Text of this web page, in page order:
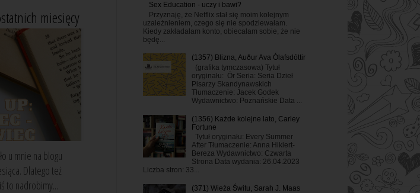
miesięcy
u mnie na blogu
Dlatego też
to nadrobimy...
Sex Education - uczy i bawi?
Przyznaję, że Netflix stał się moim kolejnym
uzależnieniem, czego się nie spodziewałam.
Kiedy zakładałam konto, obiecałam sobie, że nie
będę...
(1357) Blizna, Auður Ava Ólafsdóttir
(grafika tymczasowa) Tytuł
oryginału: Ör Seria: Seria Dzieł
Pisarzy Skandynawskich
Tłumaczenie: Jacek Godek
Wydawnictwo: Poznańskie Data ...
(1356) Każde kolejne lato, Carley
Fortune
Tytuł oryginału: Every Summer
After Tłumaczenie: Anna Hikiert-
Bereza Wydawnictwo: Czwarta
Strona Data wydania: 26.04.2023
Liczba stron: 33...
(371) Wieża Świtu, Sarah J. Maas